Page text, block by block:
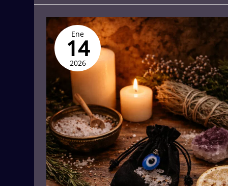
Ene
14
2026
Protección
contra
envidias